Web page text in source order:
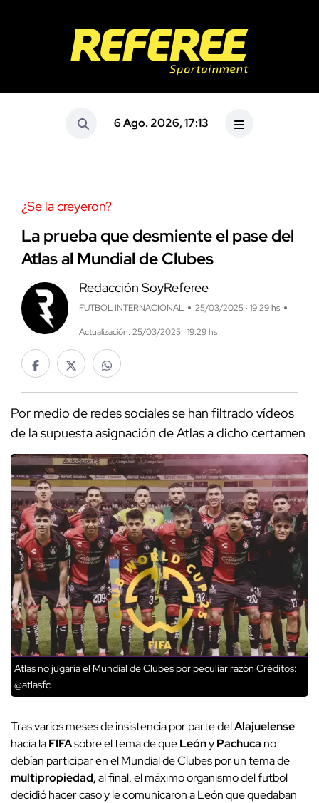
6 Ago. 2026, 17:13
¿Se la creyeron?
La prueba que desmiente el pase del
Atlas al Mundial de Clubes
Redacción SoyReferee
FUTBOL INTERNACIONAL 25/03/2025 · 19:29 hs
Actualización: 25/03/2025 · 19:29 hs
Por medio de redes sociales se han filtrado vídeos
de la supuesta asignación de Atlas a dicho certamen
Atlas no jugaría el Mundial de Clubes por peculiar razón Créditos:
@atlasfc
Tras varios meses de insistencia por parte delAlajuelense
hacia laFIFAsobre el tema de queLeónyPachuca no
debían participar en el Mundial de Clubes por un tema de
multipropiedad,al final, el máximo organismo del futbol
decidió hacer caso y le comunicaron a León que quedaban